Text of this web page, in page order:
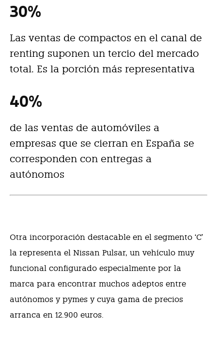
30%
Las ventas de compactos en el canal de
renting suponen un tercio del mercado
total. Es la porción más representativa
40%
de las ventas de automóviles a
empresas que se cierran en España se
corresponden con entregas a
autónomos
Otra incorporación destacable en el segmento ‘C’
la representa el Nissan Pulsar, un vehículo muy
funcional configurado especialmente por la
marca para encontrar muchos adeptos entre
autónomos y pymes y cuya gama de precios
arranca en 12.900 euros.